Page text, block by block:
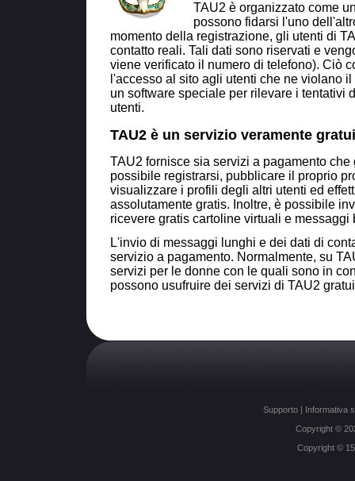
TAU2 è organizzato come
possono fidarsi l'uno
momento della registrazione, gli utenti di
contatto reali. Tali dati sono riservati e
viene verificato il numero di telefono). Ciò
l'accesso al sito agli utenti che ne violano
un software speciale per rilevare i tentativi
utenti.
TAU2 è un servizio veramente
TAU2 fornisce sia servizi a pagamento che
possibile registrarsi, pubblicare il proprio
visualizzare i profili degli altri utenti ed
assolutamente gratis. Inoltre, è possibile
ricevere gratis cartoline virtuali e messaggi
L'invio di messaggi lunghi e dei dati di
servizio a pagamento. Normalmente, su
servizi per le donne con le quali sono in
possono usufruire dei servizi di TAU2
Supporto| Informativa
Copyright ©
Copyright ©